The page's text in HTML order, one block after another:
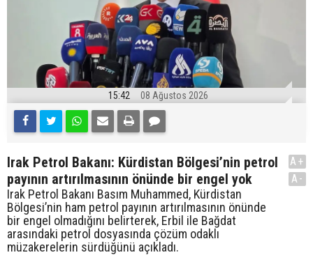
15:42 08 Ağustos 2026
Irak Petrol Bakanı: Kürdistan Bölgesi’nin petrol
payının artırılmasının önünde bir engel yok
Irak Petrol Bakanı Basım Muhammed, Kürdistan
Bölgesi’nin ham petrol payının artırılmasının önünde
bir engel olmadığını belirterek, Erbil ile Bağdat
arasındaki petrol dosyasında çözüm odaklı
müzakerelerin sürdüğünü açıkladı.
A+
A-